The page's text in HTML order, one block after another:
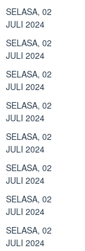
SELASA, 02
JULI 2024
SELASA, 02
JULI 2024
SELASA, 02
JULI 2024
SELASA, 02
JULI 2024
SELASA, 02
JULI 2024
SELASA, 02
JULI 2024
SELASA, 02
JULI 2024
SELASA, 02
JULI 2024